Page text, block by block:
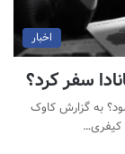
اخبار
سفر کرد؟
به گزارش کاوک